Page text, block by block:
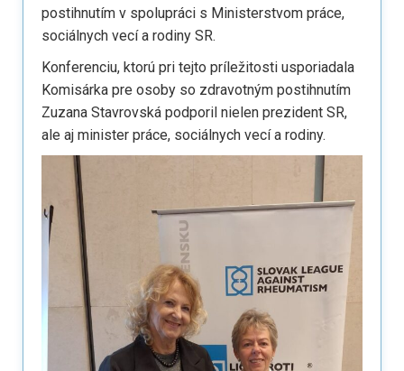
postihnutím v spolupráci s Ministerstvom práce,
sociálnych vecí a rodiny SR.
Konferenciu, ktorú pri tejto príležitosti usporiadala
Komisárka pre osoby so zdravotným postihnutím
Zuzana Stavrovská podporil nielen prezident SR,
ale aj minister práce, sociálnych vecí a rodiny.